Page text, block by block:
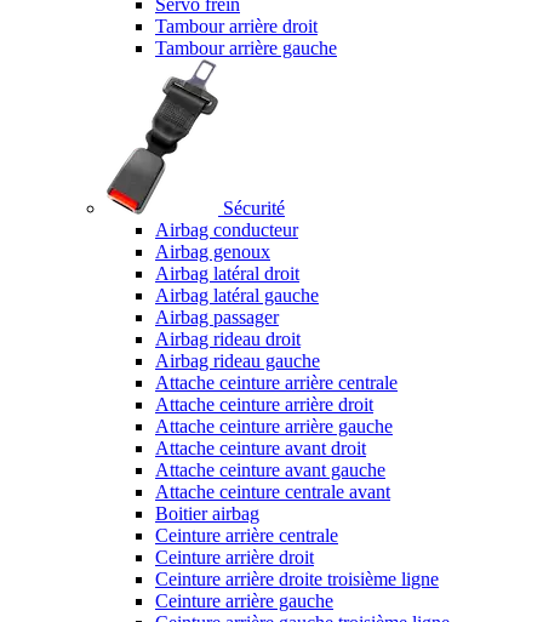
Servo frein
Tambour arrière droit
Tambour arrière gauche
Sécurité
Airbag conducteur
Airbag genoux
Airbag latéral droit
Airbag latéral gauche
Airbag passager
Airbag rideau droit
Airbag rideau gauche
Attache ceinture arrière centrale
Attache ceinture arrière droit
Attache ceinture arrière gauche
Attache ceinture avant droit
Attache ceinture avant gauche
Attache ceinture centrale avant
Boitier airbag
Ceinture arrière centrale
Ceinture arrière droit
Ceinture arrière droite troisième ligne
Ceinture arrière gauche